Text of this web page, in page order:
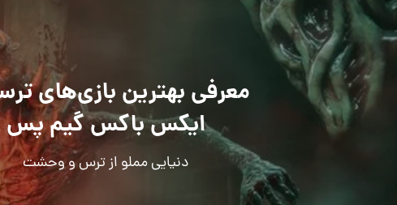
معرفی بهترین بازی‌های
ایکس باکس گیم پس
دنیایی مملو از ترس و وحشت